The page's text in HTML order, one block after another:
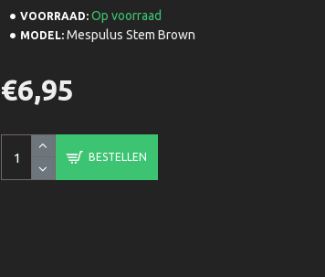
VOORRAAD: Op voorraad
MODEL: Mespulus Stem Brown
€6,95
BESTELLEN